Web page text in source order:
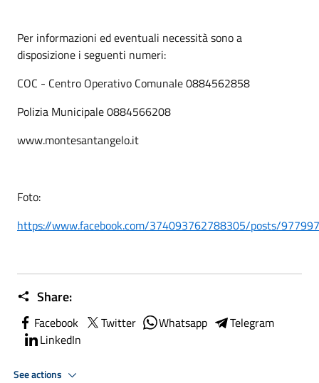
Per informazioni ed eventuali necessità sono a
disposizione i seguenti numeri:
COC - Centro Operativo Comunale 0884562858
Polizia Municipale 0884566208
www.montesantangelo.it
Foto:
https://www.facebook.com/374093762788305/posts/
Share:
Facebook Twitter Whatsapp
Telegram
LinkedIn
See actions